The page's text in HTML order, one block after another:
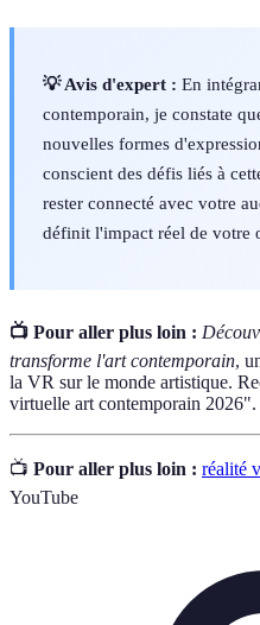
💡 Avis d'expert : En
contemporain, je constate
nouvelles formes
conscient des défis liés à
rester connecté avec votre
définit l'impact réel de votre
📺 Pour aller plus loin :
transforme l'art contemporain,
la VR sur le monde artistique.
virtuelle art contemporain 2026".
📺 Pour aller plus loin : réalité
YouTube